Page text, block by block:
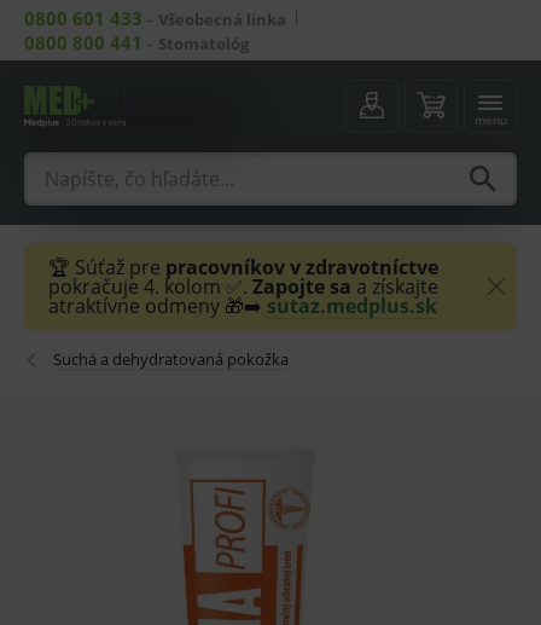
0800 601 433 – Všeobecná linka
0800 800 441 – Stomatológ
menu
🏆 Súťaž pre pracovníkov v zdravotníctve
pokračuje 4. kolom ✅. Zapojte sa a získajte
atraktívne odmeny 🎁➡️ sutaz.medplus.sk
Suchá a dehydratovaná pokožka